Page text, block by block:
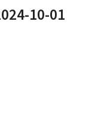
10-01